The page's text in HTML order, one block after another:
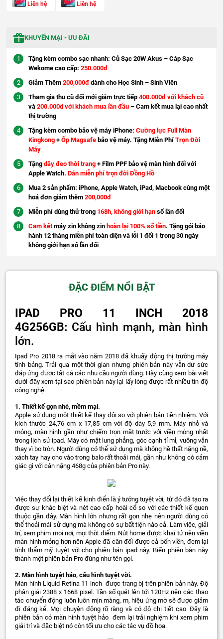
Liên hệ
Liên hệ
KHUYẾN MẠI - ƯU ĐÃI
Tặng kèm combo sạc nhanh: Củ Sạc 20W Akus – Cáp Sạc
Wekome cao cấp: 250.000đ
Giảm Thêm 200,000đ dành cho Học Sinh – Sinh Viên
Tham gia thu cũ đổi mới giảm trực tiếp 400.000đ với khách cũ
và 200.000d với khách mua lần đầu – Cam kết mua lại cao nhất
thị trường
Tặng kèm combo bảo vệ máy iPhone: Cường lực Full Màn
Kingkong + Ốp Magsafe bảo vệ máy. Tặng Miễn Phí Trọn Đời
Máy
Tặng dây đeo thời trang + Film PPF bảo vệ màn hình đối với
Apple Watch. Dán miễn phí trọn đời Đồng Hồ
Mua 2 sản phẩm: iPhone, Apple Watch, iPad, Macbook cùng một
hoá đơn giảm thêm 200,000đ
Miễn phí dùng thử trong 168h, không giới hạn số lần đổi
Cam kếtmáy zin không zin hoàn lại 100% số tiền. Tặng gói bảo
hành 12 tháng miễn phí toàn diện và lỗi 1 đổi 1 trong 30 ngày
không giới hạn số lần đổi
ĐẶC ĐIỂM NỔI BẬT
IPAD PRO 11 INCH 2018
4G256GB: Cấu hình mạnh, màn hình
lớn.
Ipad Pro 2018 ra mắt vào năm 2018 đã khuấy động thị trường máy
tính bảng. Trải qua một thời gian nhưng phiên bản này vẫn dư sức
đáp ứng được tất cả các nhu cầu người dùng. Hãy cùng xem bài viết
dưới đây xem tại sao phiên bản này lại lấy lòng được rất nhiều tín độ
công nghệ.
1. Thiết kế gọn nhé, mềm mại.
Apple sử dụng một thiết kế thay đôi so với phiên bản tiền nhiệm. Với
kích thước 24,76 cm x 17,85 cm với độ dày 5,9 mm. Máy nhỏ và
mỏng, màn hình gần như chiếm trọn mặt trước với viền mỏng nhất
trong lịch sử ipad. Máy có mặt lung phẳng, góc cạnh tỉ mỉ, vuông vắn
thay vì bo tròn. Người dùng có thể sử dụng mà không hề thất nặng nề,
xách tay hay cho vào trong balo rất thoải mái, gần như không có cảm
giác gì với cân nặng 468g của phiên bản Pro này.
Việc thay đổi lại thiết kế kinh điển là ý tưởng tuyệt vời, từ đó đã tạo ra
được sự khác biệt và nét cao cấp hoài cổ so với các thiết kế quen
thuộc gần đây. Màn hình lớn nhưng rất gọn nhẹ nên người dùng có
thể thoải mái sử dụng mà không có sự bất tiện nào cả. Làm việc, giải
trí, xem phim mọi nơi, mọi thời điểm. Nút home được khai tử nên viền
màn hình mỏng hơn nên Apple đã cân đối được cả bốn viền, đem lại
tính thẩm mỹ tuyệt với cho phiên bản ipad này. Biến phiên bản này
thành một phiên bản Pro đúng như tên gọi.
2. Màn hình tuyệt hảo, cấu hình tuyệt vời.
Màn hình Liquid Retina 11 inch được trang bị trên phiên bản này. Độ
phân giải 2388 x 1668 pixel. Tần số quét lên tới 120Hz nên các thao
tác chuyển động luôn luôn mịn màng, m, hiệu ứng mờ sẽ được giảm
đi đáng kể. Mọi chuyện động rõ ràng và có độ chi tiết cao. Đây là
phiên bản có màn hình tuyệt hảo đem lại trải nghiệm khi xem phim
giải trí và đặc biệt nó còn tối ưu cho các tác vụ đồ họa.